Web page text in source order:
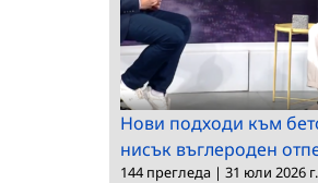
Нови подходи към
нисък въглероден
144 прегледа | 31 юли 2026 г.